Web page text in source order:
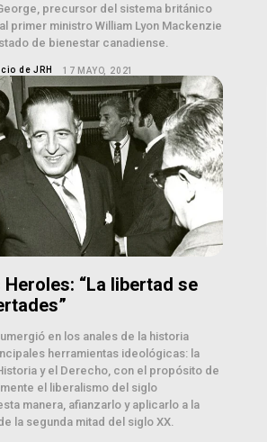
precursor del sistema británico
primer ministro William Lyon Mackenzie
de bienestar canadiense.
de JRH 17 MAYO, 2021
“La libertad se
en los anales de la historia
herramientas ideológicas: la
y el Derecho, con el propósito de
el liberalismo del siglo
manera, afianzarlo y aplicarlo a la
la segunda mitad del siglo XX.